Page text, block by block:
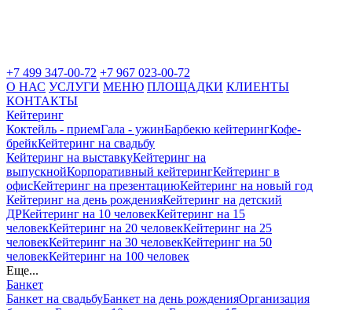
+7 499 347-00-72 +7 967 023-00-72
О НАС УСЛУГИ МЕНЮ ПЛОЩАДКИ КЛИЕНТЫ
КОНТАКТЫ
Кейтеринг
Коктейль - приемГала - ужинБарбекю кейтерингКофе-
брейкКейтеринг на свадьбу
Кейтеринг на выставкуКейтеринг на
выпускнойКорпоративный кейтерингКейтеринг в
офисКейтеринг на презентациюКейтеринг на новый год
Кейтеринг на день рожденияКейтеринг на детский
ДРКейтеринг на 10 человекКейтеринг на 15
человекКейтеринг на 20 человекКейтеринг на 25
человекКейтеринг на 30 человекКейтеринг на 50
человекКейтеринг на 100 человек
Еще...
Банкет
Банкет на свадьбуБанкет на день рожденияОрганизация